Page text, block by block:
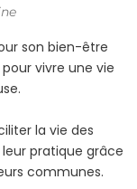
son bien-être
vivre une vie
la vie des
pratique grâce
communes.